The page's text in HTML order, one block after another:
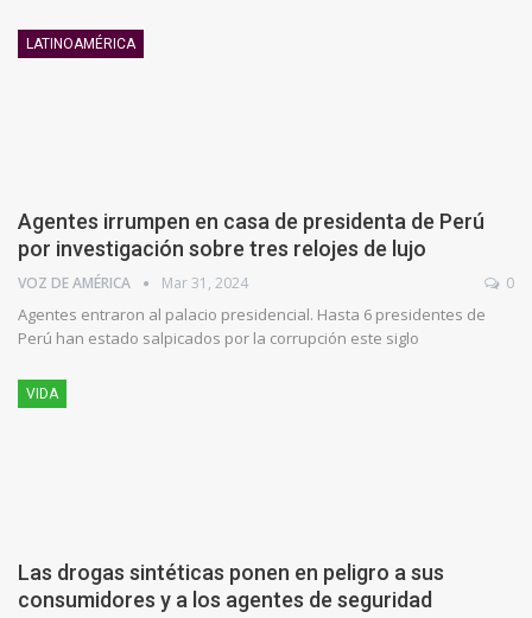
LATINOAMÉRICA
Agentes irrumpen en casa de presidenta de Perú
por investigación sobre tres relojes de lujo
VOZ DE AMÉRICA Mar 31, 2024 0
Agentes entraron al palacio presidencial. Hasta 6 presidentes de
Perú han estado salpicados por la corrupción este siglo
VIDA
Las drogas sintéticas ponen en peligro a sus
consumidores y a los agentes de seguridad